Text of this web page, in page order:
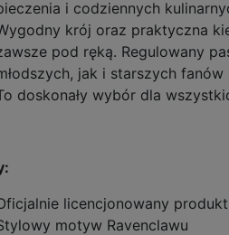
i codziennych
krój oraz praktyczna
pod ręką. Regulowany
jak i starszych
doskonały wybór dla
licencjonowany produkt
motyw Ravenclawu